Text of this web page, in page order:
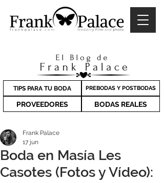
TIPS PARA TU BODA PREBODAS Y POSTBODAS
PROVEEDORES BODAS REALES
Boda en Masía Les
Casotes (Fotos y Vídeo):
Frank Palace
17 jun